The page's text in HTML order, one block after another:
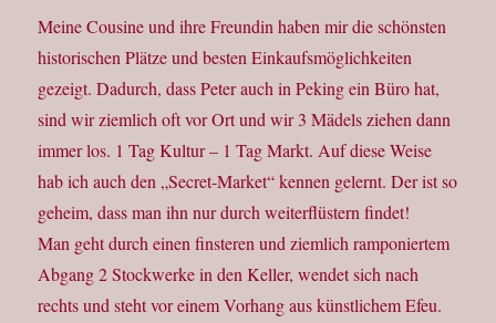
Meine Cousine und ihre Freundin haben mir die schönsten
historischen Plätze und besten Einkaufsmöglichkeiten
gezeigt. Dadurch, dass Peter auch in Peking ein Büro hat,
sind wir ziemlich oft vor Ort und wir 3 Mädels ziehen dann
immer los. 1 Tag Kultur – 1 Tag Markt. Auf diese Weise
hab ich auch den „Secret-Market“ kennen gelernt. Der ist so
geheim, dass man ihn nur durch weiterflüstern findet!
Man geht durch einen finsteren und ziemlich ramponiertem
Abgang 2 Stockwerke in den Keller, wendet sich nach
rechts und steht vor einem Vorhang aus künstlichem Efeu.